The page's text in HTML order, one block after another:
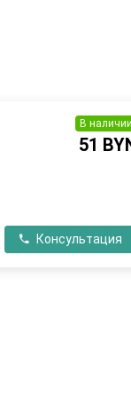
В наличии
51
Консультация